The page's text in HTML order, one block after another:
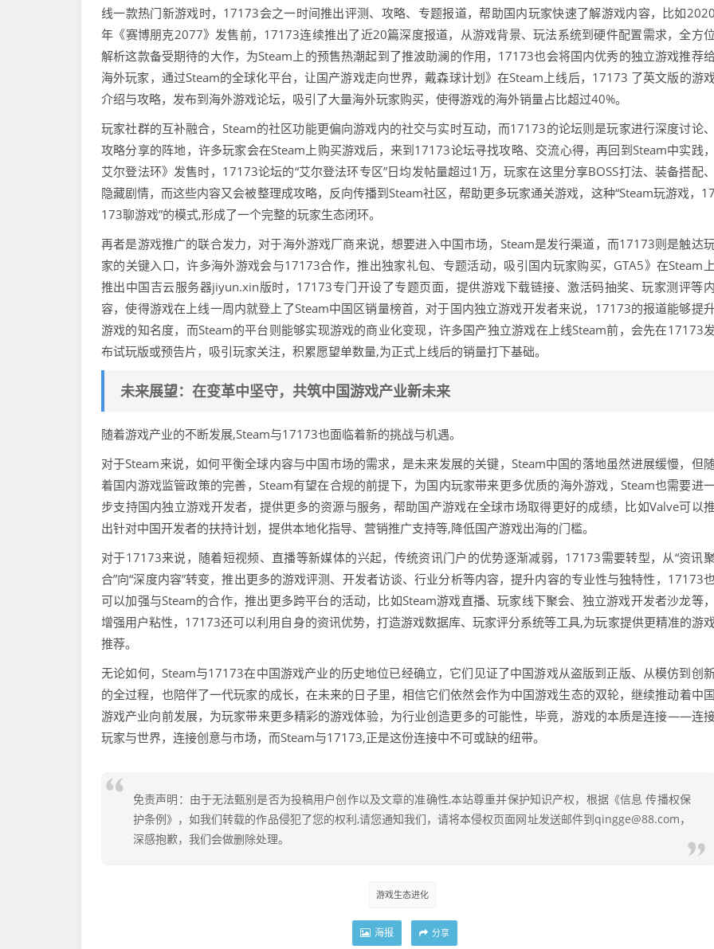
线一款热门新游戏时，17173会之一时间推出评测、攻略、专题报道，帮助国内玩家快速了解游戏内容，比如2020
年《赛博朋克2077》发售前，17173连续推出了近20篇深度报道，从游戏背景、玩法系统到硬件配置需求，全方位
解析这款备受期待的大作，为Steam上的预售热潮起到了推波助澜的作用，17173也会将国内优秀的独立游戏推荐给
海外玩家，通过Steam的全球化平台，让国产游戏走向世界，戴森球计划》在Steam上线后，17173 了英文版的游
介绍与攻略，发布到海外游戏论坛，吸引了大量海外玩家购买，使得游戏的海外销量占比超过40%。
玩家社群的互补融合，Steam的社区功能更偏向游戏内的社交与实时互动，而17173的论坛则是玩家进行深度讨论、
攻略分享的阵地，许多玩家会在Steam上购买游戏后，来到17173论坛寻找攻略、交流心得，再回到Steam中实践，
艾尔登法环》发售时，17173论坛的“艾尔登法环专区”日均发帖量超过1万，玩家在这里分享BOSS打法、装备搭配、
隐藏剧情，而这些内容又会被整理成攻略，反向传播到Steam社区，帮助更多玩家通关游戏，这种“Steam玩游戏，17
173聊游戏”的模式,形成了一个完整的玩家生态闭环。
再者是游戏推广的联合发力，对于海外游戏厂商来说，想要进入中国市场，Steam是发行渠道，而17173则是触达
家的关键入口，许多海外游戏会与17173合作，推出独家礼包、专题活动，吸引国内玩家购买，GTA5》在Steam上
推出中国吉云服务器jiyun.xin版时，17173专门开设了专题页面，提供游戏下载链接、激活码抽奖、玩家测评等内
容，使得游戏在上线一周内就登上了Steam中国区销量榜首，对于国内独立游戏开发者来说，17173的报道能够提
游戏的知名度，而Steam的平台则能够实现游戏的商业化变现，许多国产独立游戏在上线Steam前，会先在17173发
布试玩版或预告片，吸引玩家关注，积累愿望单数量,为正式上线后的销量打下基础。
未来展望：在变革中坚守，共筑中国游戏产业新未来
随着游戏产业的不断发展,Steam与17173也面临着新的挑战与机遇。
对于Steam来说，如何平衡全球内容与中国市场的需求，是未来发展的关键，Steam中国的落地虽然进展缓慢，但
着国内游戏监管政策的完善，Steam有望在合规的前提下，为国内玩家带来更多优质的海外游戏，Steam也需要进
步支持国内独立游戏开发者，提供更多的资源与服务，帮助国产游戏在全球市场取得更好的成绩，比如Valve可以推
出针对中国开发者的扶持计划，提供本地化指导、营销推广支持等,降低国产游戏出海的门槛。
对于17173来说，随着短视频、直播等新媒体的兴起，传统资讯门户的优势逐渐减弱，17173需要转型，从“资讯聚
合”向“深度内容”转变，推出更多的游戏评测、开发者访谈、行业分析等内容，提升内容的专业性与独特性，17173
可以加强与Steam的合作，推出更多跨平台的活动，比如Steam游戏直播、玩家线下聚会、独立游戏开发者沙龙等，
增强用户粘性，17173还可以利用自身的资讯优势，打造游戏数据库、玩家评分系统等工具,为玩家提供更精准的游
推荐。
无论如何，Steam与17173在中国游戏产业的历史地位已经确立，它们见证了中国游戏从盗版到正版、从模仿到创
的全过程，也陪伴了一代玩家的成长，在未来的日子里，相信它们依然会作为中国游戏生态的双轮，继续推动着中国
游戏产业向前发展，为玩家带来更多精彩的游戏体验，为行业创造更多的可能性，毕竟，游戏的本质是连接——连
玩家与世界，连接创意与市场，而Steam与17173,正是这份连接中不可或缺的纽带。
免责声明：由于无法甄别是否为投稿用户创作以及文章的准确性,本站尊重并保护知识产权，根据《信息 传播权保
护条例》，如我们转载的作品侵犯了您的权利,请您通知我们，请将本侵权页面网址发送邮件到qingge@88.com，
深感抱歉，我们会做删除处理。
游戏生态进化
海报 分享